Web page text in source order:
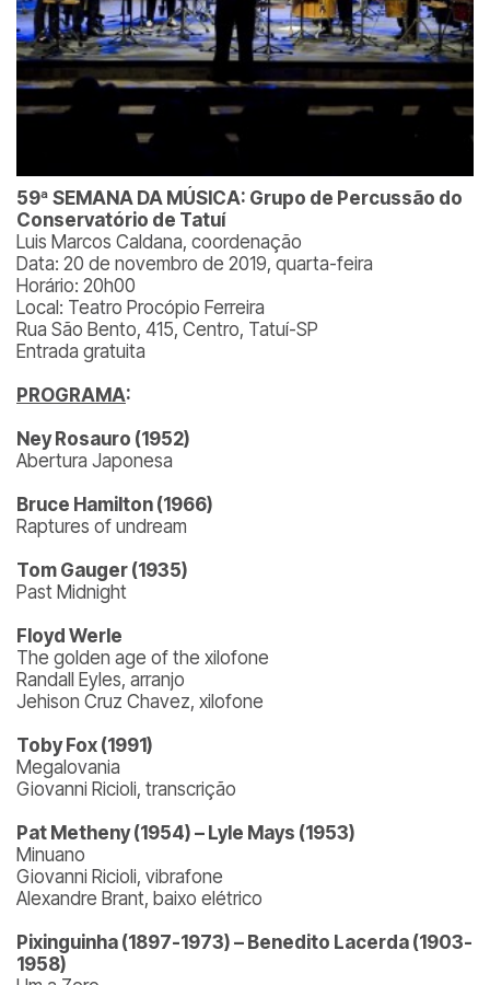
59ª SEMANA DA MÚSICA: Grupo de Percussão do
Conservatório de Tatuí
Luis Marcos Caldana, coordenação
Data: 20 de novembro de 2019, quarta-feira
Horário: 20h00
Local: Teatro Procópio Ferreira
Rua São Bento, 415, Centro, Tatuí-SP
Entrada gratuita
PROGRAMA:
Ney Rosauro (1952)
Abertura Japonesa
Bruce Hamilton (1966)
Raptures of undream
Tom Gauger (1935)
Past Midnight
Floyd Werle
The golden age of the xilofone
Randall Eyles, arranjo
Jehison Cruz Chavez, xilofone
Toby Fox (1991)
Megalovania
Giovanni Ricioli, transcrição
Pat Metheny (1954) – Lyle Mays (1953)
Minuano
Giovanni Ricioli, vibrafone
Alexandre Brant, baixo elétrico
Pixinguinha (1897-1973) – Benedito Lacerda (1903-
1958)